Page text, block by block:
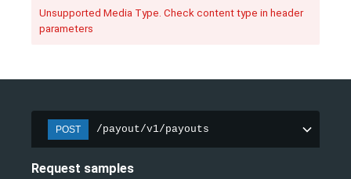
Unsupported Media Type. Check content type in header
parameters
POST /payout/v1/payouts
Request samples